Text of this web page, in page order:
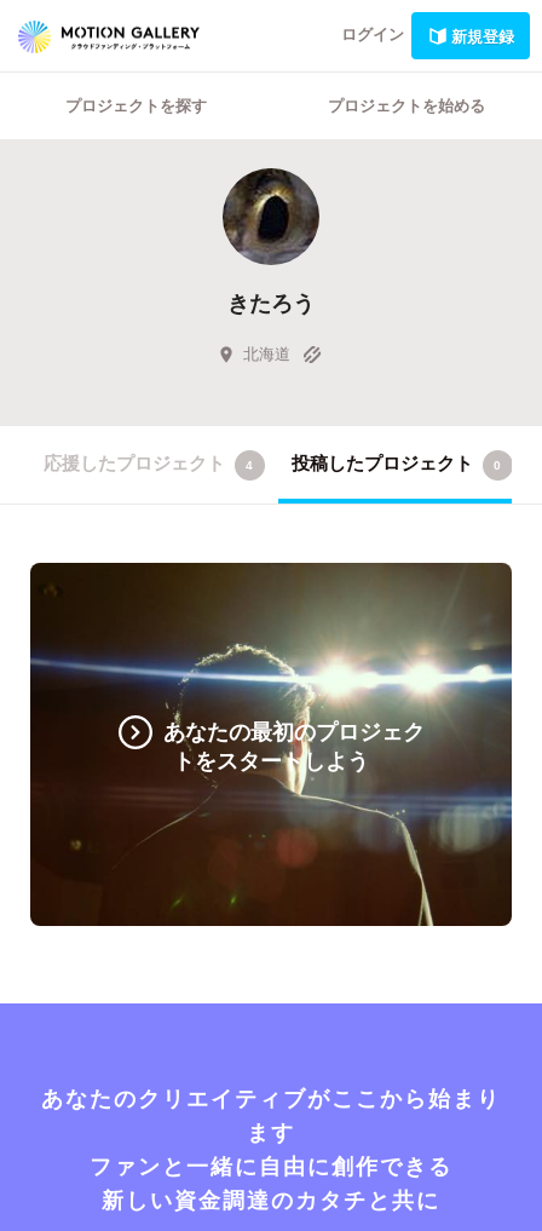
ログイン 新規登録
プロジェクトを探す プロジェクトを始める
きたろう
北海道
応援したプロジェクト 4 投稿したプロジェクト 0
あなたの最初のプロジェク
トをスタートしよう
あなたのクリエイティブがここから始まり
ます
ファンと一緒に自由に創作できる
新しい資金調達のカタチと共に